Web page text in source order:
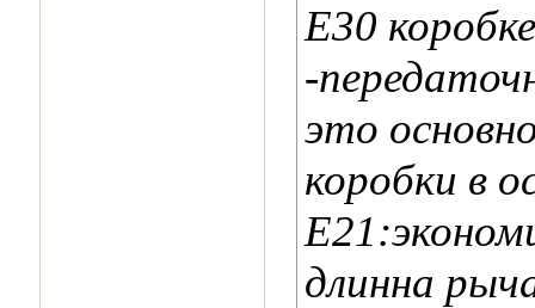
Е30
-
это
коробки в
длинна